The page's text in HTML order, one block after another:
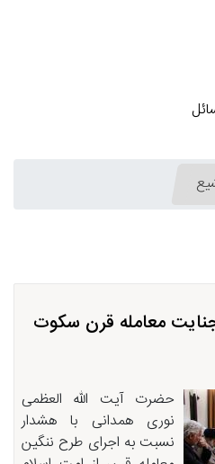
معامله قرن سکوت
حضرت آیت الله العظمی
نوری همدانی با هشدار
نسبت به اجرای طرح ننگین